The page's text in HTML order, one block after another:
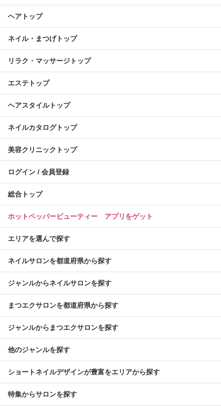
ヘアトップ
ネイル・まつげトップ
リラク・マッサージトップ
エステトップ
ヘアスタイルトップ
ネイルカタログトップ
美容クリニックトップ
ログイン / 会員登録
総合トップ
ホットペッパービューティー アプリをゲット
エリアを選んで探す
ネイルサロンを都道府県から探す
ジャンルからネイルサロンを探す
まつエクサロンを都道府県から探す
ジャンルからまつエクサロンを探す
他のジャンルを探す
ショートネイルデザインが豊富をエリアから探す
特集からサロンを探す